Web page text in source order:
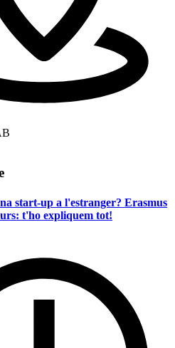
start-up a l'estranger? Erasmus
t'ho expliquem tot!